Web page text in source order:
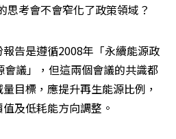
思考會不會窄化了政策領域？
告是遵循2008年「永續能源政
議」，但這兩個會議的共識都
目標，應提升再生能源比例，
及低耗能方向調整。